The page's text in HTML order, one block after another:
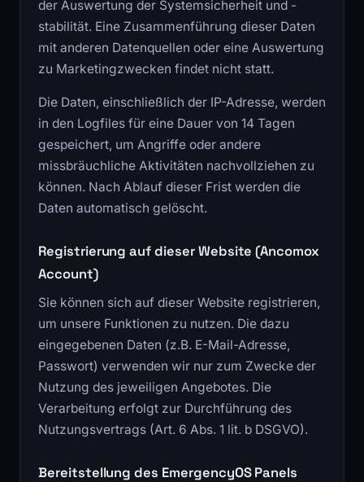
der Auswertung der Systemsicherheit und -
stabilität. Eine Zusammenführung dieser Daten
mit anderen Datenquellen oder eine Auswertung
zu Marketingzwecken findet nicht statt.
Die Daten, einschließlich der IP-Adresse, werden
in den Logfiles für eine Dauer von 14 Tagen
gespeichert, um Angriffe oder andere
missbräuchliche Aktivitäten nachvollziehen zu
können. Nach Ablauf dieser Frist werden die
Daten automatisch gelöscht.
Registrierung auf dieser Website (Ancomox
Account)
Sie können sich auf dieser Website registrieren,
um unsere Funktionen zu nutzen. Die dazu
eingegebenen Daten (z.B. E-Mail-Adresse,
Passwort) verwenden wir nur zum Zwecke der
Nutzung des jeweiligen Angebotes. Die
Verarbeitung erfolgt zur Durchführung des
Nutzungsvertrags (Art. 6 Abs. 1 lit. b DSGVO).
Bereitstellung des EmergencyOS Panels